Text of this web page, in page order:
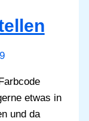
etwas in
und da